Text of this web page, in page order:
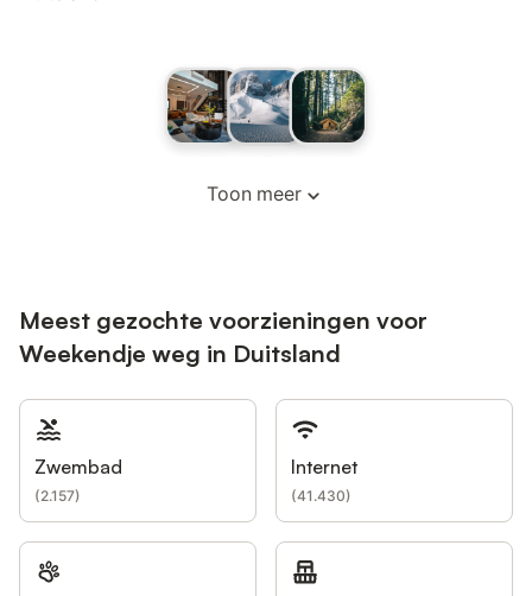
Toon meer
Meest gezochte voorzieningen voor
Weekendje weg in Duitsland
Zwembad
(2.157)
Internet
(41.430)